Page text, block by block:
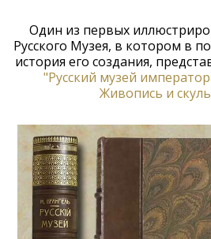
Один из первых
Русского Музея, в котором в
история его создания,
"Русский музей
Живопись и